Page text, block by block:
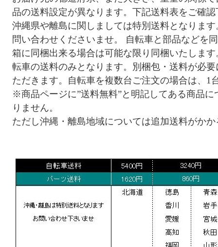
品の送料設定が異なります。下記送料表をご確
沖縄県や離島に関しましては特別送料となりま
問い合わせくださいませ。 自転車と部品などを
箱に同梱出来る場合は可能な限り同梱いたしま
転車の送料のみとなります。別梱包・送料が必
ただきます。自転車を複数台ご注文の場合は、1
※商品ページに”送料無料”と明記してある商品
りません。
ただし沖縄・離島地域については追加送料がか